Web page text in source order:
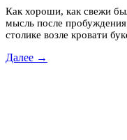
Как хороши, как свежи
мысль после
столике возле кровати
Далее →